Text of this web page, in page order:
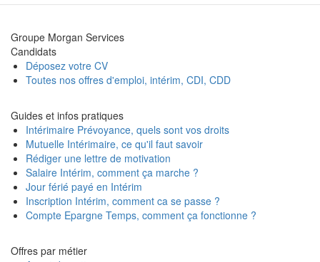
Groupe Morgan Services
Candidats
Déposez votre CV
Toutes nos offres d'emploi, intérim, CDI, CDD
Guides et infos pratiques
Intérimaire Prévoyance, quels sont vos droits
Mutuelle Intérimaire, ce qu'il faut savoir
Rédiger une lettre de motivation
Salaire Intérim, comment ça marche ?
Jour férié payé en Intérim
Inscription Intérim, comment ca se passe ?
Compte Epargne Temps, comment ça fonctionne ?
Offres par métier